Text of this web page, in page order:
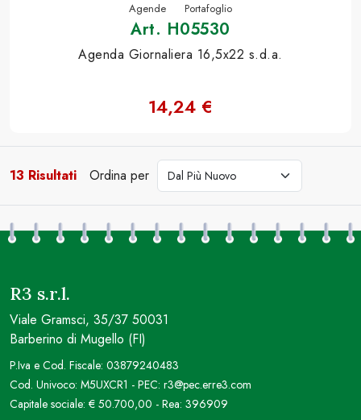
Agende Portafoglio
Art. H05530
Agenda Giornaliera 16,5x22 s.d.a.
14,24 €
13 Risultati Ordina per
cerca
R3 s.r.l.
Viale Gramsci, 35/37 50031
Barberino di Mugello (FI)
P.Iva e Cod. Fiscale: 03879240483
Cod. Univoco: M5UXCR1 - PEC: r3@pec.erre3.com
Capitale sociale: € 50.700,00 - Rea: 396909